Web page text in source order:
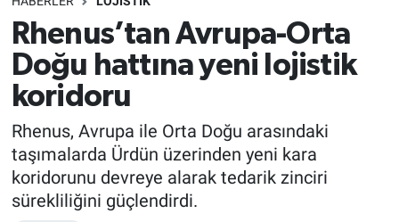
Rhenus’tan Avrupa-Orta
Doğu hattına yeni lojistik
koridoru
Rhenus, Avrupa ile Orta Doğu arasındaki
taşımalarda Ürdün üzerinden yeni kara
koridorunu devreye alarak tedarik zinciri
sürekliliğini güçlendirdi.